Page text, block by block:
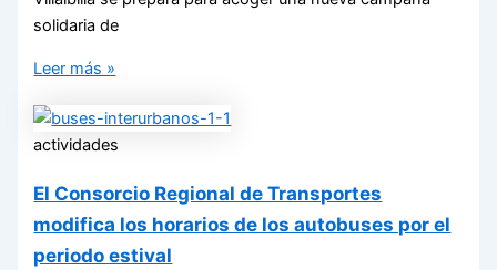
solidaria de
Leer más »
actividades
El Consorcio Regional de Transportes
modifica los horarios de los autobuses por el
periodo estival